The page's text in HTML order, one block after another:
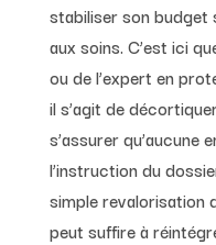
stabiliser son budget
aux soins. C’est ici
ou de l’expert en
il s’agit de
s’assurer qu’aucune
l’instruction du
simple revalorisation
peut suffire à